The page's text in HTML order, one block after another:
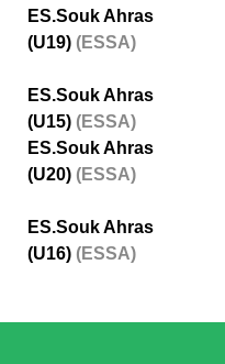
ES.Souk Ahras
(U19) (ESSA)
ES.Souk Ahras
(U15) (ESSA)
ES.Souk Ahras
(U20) (ESSA)
ES.Souk Ahras
(U16) (ESSA)